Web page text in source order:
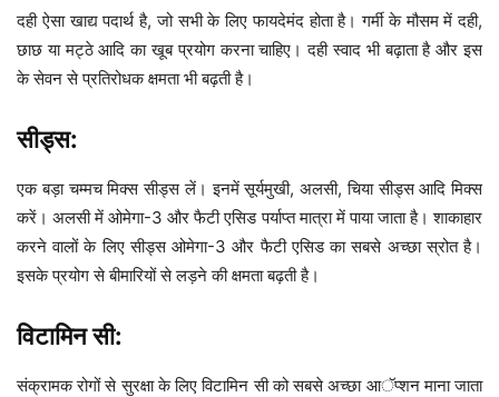
दही ऐसा खाद्य पदार्थ है, जो सभी के लिए फायदेमंद होता है। गर्मी के मौसम में दही,
छाछ या मट्ठे आदि का खूब प्रयोग करना चाहिए। दही स्वाद भी बढ़ाता है और इस
के सेवन से प्रतिरोधक क्षमता भी बढ़ती है।
सीड्स:
एक बड़ा चम्मच मिक्स सीड्स लें। इनमें सूर्यमुखी, अलसी, चिया सीड्स आदि मिक्स
करें। अलसी में ओमेगा-3 और फैटी एसिड पर्याप्त मात्रा में पाया जाता है। शाकाहार
करने वालों के लिए सीड्स ओमेगा-3 और फैटी एसिड का सबसे अच्छा स्रोत है।
इसके प्रयोग से बीमारियों से लड़ने की क्षमता बढ़ती है।
विटामिन सी:
संक्रामक रोगों से सुरक्षा के लिए विटामिन सी को सबसे अच्छा आॅप्शन माना जाता